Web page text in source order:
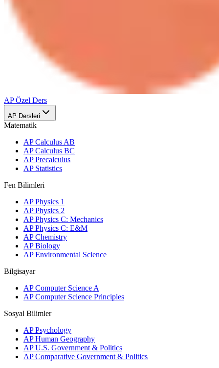
AP Özel Ders
AP Dersleri
Matematik
AP Calculus AB
AP Calculus BC
AP Precalculus
AP Statistics
Fen Bilimleri
AP Physics 1
AP Physics 2
AP Physics C: Mechanics
AP Physics C: E&M
AP Chemistry
AP Biology
AP Environmental Science
Bilgisayar
AP Computer Science A
AP Computer Science Principles
Sosyal Bilimler
AP Psychology
AP Human Geography
AP U.S. Government & Politics
AP Comparative Government & Politics